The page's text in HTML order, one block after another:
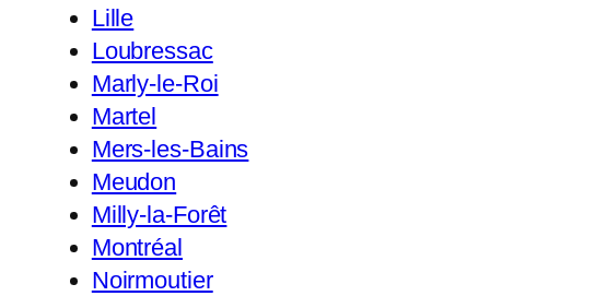
Lille
Loubressac
Marly-le-Roi
Martel
Mers-les-Bains
Meudon
Milly-la-Forêt
Montréal
Noirmoutier